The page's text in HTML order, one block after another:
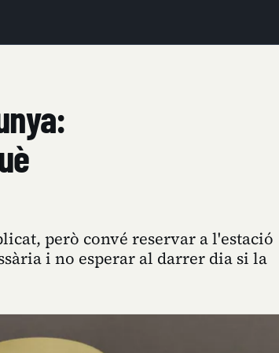
però convé reservar a l'estació
i no esperar al darrer dia si la